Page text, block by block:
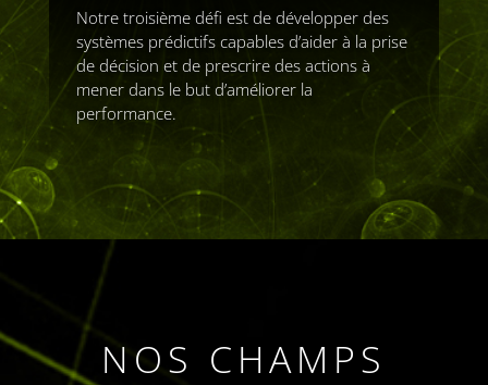
Notre troisième défi est de développer des
systèmes prédictifs capables d’aider à la prise
de décision et de prescrire des actions à
mener dans le but d’améliorer la
performance.
NOS CHAMPS